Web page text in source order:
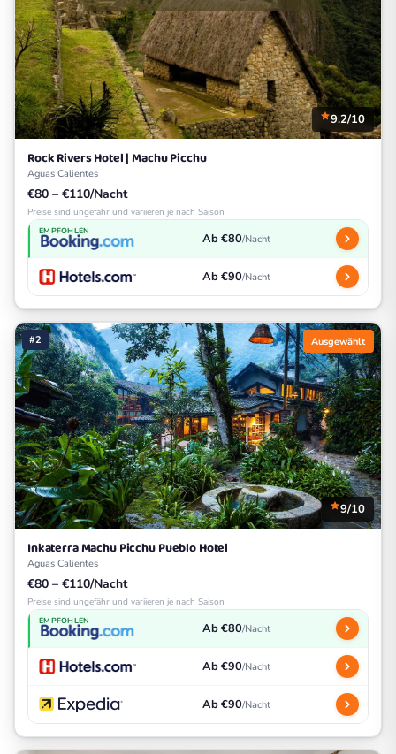
9.2/10
Rock Rivers Hotel | Machu Picchu
Aguas Calientes
€80 – €110/Nacht
Preise sind ungefähr und variieren je nach Saison
EMPFOHLEN Ab €80/Nacht
Ab €90/Nacht
#2 Ausgewählt
9/10
Inkaterra Machu Picchu Pueblo Hotel
Aguas Calientes
€80 – €110/Nacht
Preise sind ungefähr und variieren je nach Saison
EMPFOHLEN Ab €80/Nacht
Ab €90/Nacht
Ab €90/Nacht